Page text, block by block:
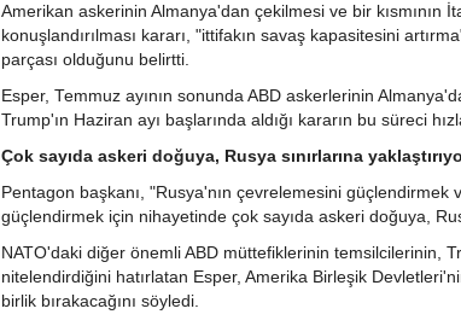
Amerikan askerinin Almanya'dan çekilmesi ve bir kısmının
konuşlandırılması kararı, "ittifakın savaş kapasitesini
parçası olduğunu belirtti.
Esper, Temmuz ayının sonunda ABD askerlerinin
Trump'ın Haziran ayı başlarında aldığı kararın bu süreci
Çok sayıda askeri doğuya, Rusya sınırlarına
Pentagon başkanı, "Rusya'nın çevrelemesini güçlendirmek
güçlendirmek için nihayetinde çok sayıda askeri doğuya,
NATO'daki diğer önemli ABD müttefiklerinin temsilcilerinin,
nitelendirdiğini hatırlatan Esper, Amerika Birleşik
birlik bırakacağını söyledi.